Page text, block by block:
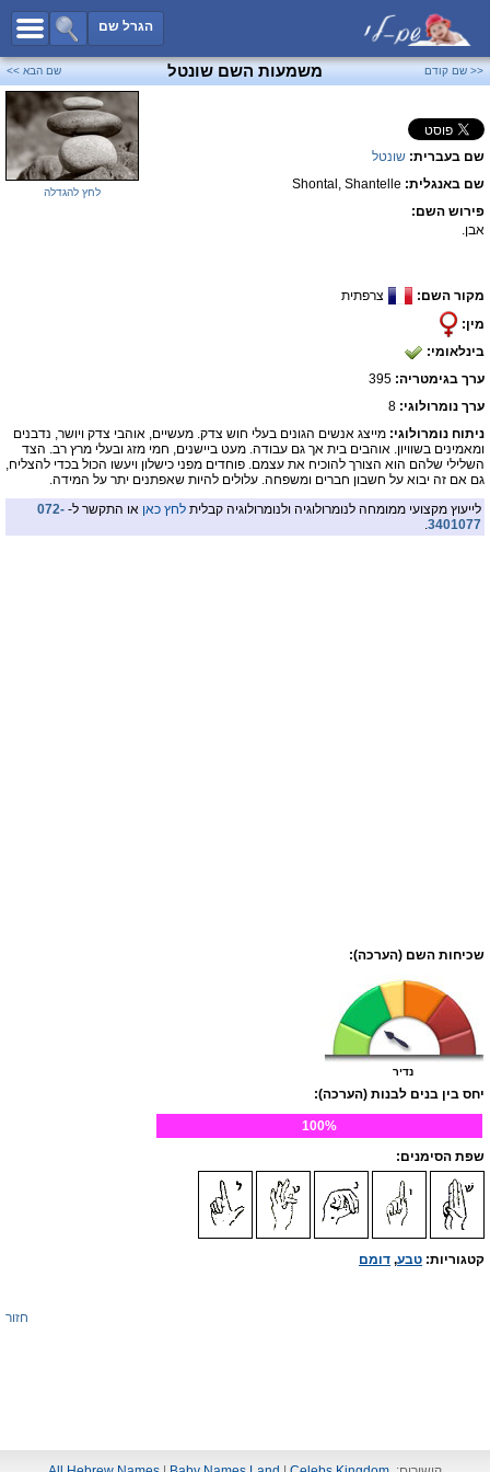
הגרל שם
כל השמות
שמות לבנים
שמות לבנות
שמות משותפים
שמות נפוצים
פייסבוק
<< שם קודם משמעות השם שונטל שם הבא >>
שם בעברית: שונטל
שם באנגלית: Shontal, Shantelle
פירוש השם:
אבן.
מקור השם:
צרפתית
מין:
בינלאומי:
ערך בגימטריה:
ערך נומרולוגי: 8
לחץ להגדלה
ניתוח נומרולוגי: מייצג אנשים הגונים בעלי חוש צדק. מעשיים, אוהבי צדק ויושר, נדבנים
ומאמינים בשוויון. אוהבים בית אך גם עבודה. מעט ביישנים, חמי מזג ובעלי מרץ רב. הצד
השלילי שלהם הוא הצורך להוכיח את עצמם. פוחדים מפני כישלון ויעשו הכול בכדי להצליח,
גם אם זה יבוא על חשבון חברים ומשפחה. עלולים להיות שאפתנים יתר על המידה.
לייעוץ מקצועי ממומחה לנומרולוגיה ולנומרולוגיה קבלית לחץ כאן או התקשר ל- 072-
3401077
.
שכיחות השם (הערכה):
נדיר
יחס בין בנים לבנות (הערכה):
100%
שפת הסימנים:
קטגוריות: טבע, דומם
חזור